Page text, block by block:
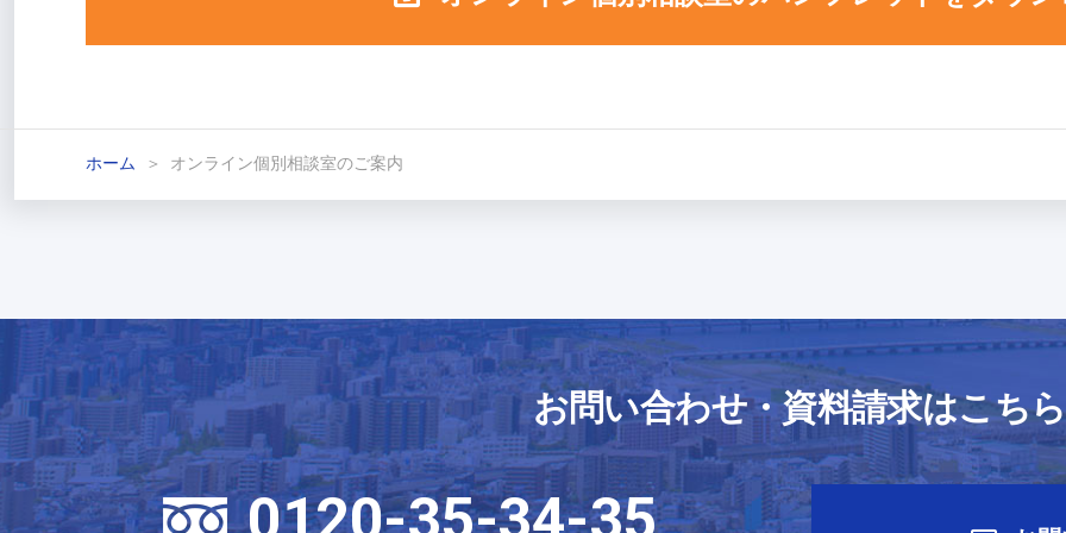
ホーム オンライン個別相談室のご案内
お問い合わせ・資料請求はこちら